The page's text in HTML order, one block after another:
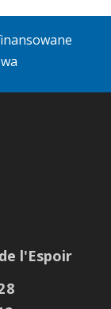
l'Espoir